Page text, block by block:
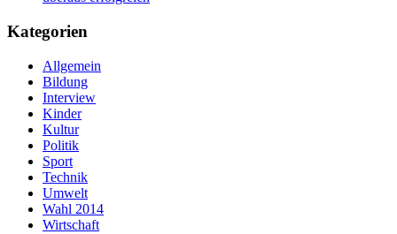
Kategorien
Allgemein
Bildung
Interview
Kinder
Kultur
Politik
Sport
Technik
Umwelt
Wahl 2014
Wirtschaft